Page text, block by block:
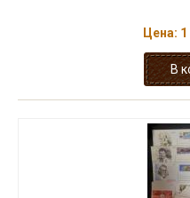
Цена: 1